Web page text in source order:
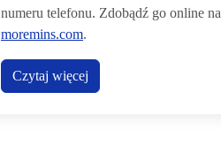
numeru telefonu. Zdobądź go online na
moremins.com.
Czytaj więcej